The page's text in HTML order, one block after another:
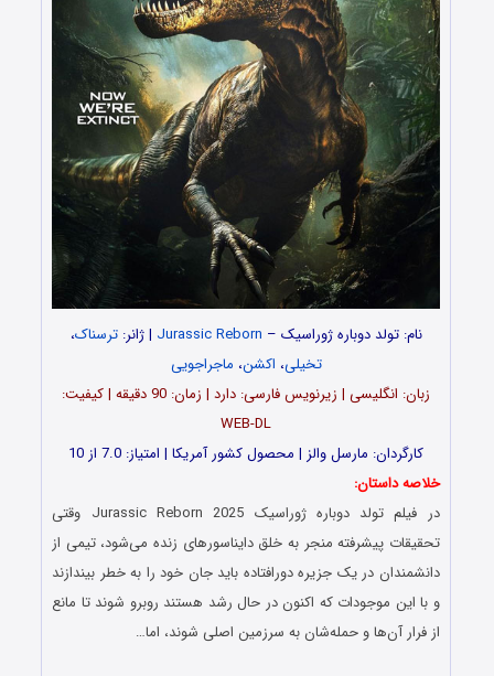
نام: تولد دوباره ژوراسیک – Jurassic Reborn | ژانر:ترسناک،
تخیلی، اکشن، ماجراجویی
زبان: انگلیسی | زیرنویس فارسی: دارد | زمان: 90 دقیقه | کیفیت:
WEB-DL
کارگردان: مارسل والز | محصول کشور آمریکا | امتیاز: 7.0 از 10
خلاصه داستان:
در فیلم تولد دوباره ژوراسیک Jurassic Reborn 2025 وقتی
تحقیقات پیشرفته منجر به خلق دایناسورهای زنده می‌شود، تیمی از
دانشمندان در یک جزیره دورافتاده باید جان خود را به خطر بیندازند
و با این موجودات که اکنون در حال رشد هستند روبرو شوند تا مانع
از فرار آن‌ها و حمله‌شان به سرزمین اصلی شوند، اما…